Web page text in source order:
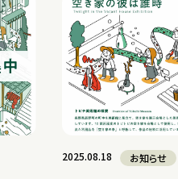
2025.08.18 お知らせ